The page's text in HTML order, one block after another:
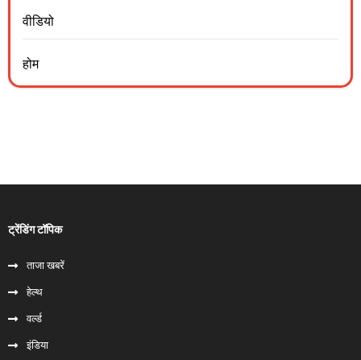
वीडियो
होम
ट्रेंडिंग टॉपिक
ताजा खबरें
हेल्‍थ
वर्ल्ड
इंडिया